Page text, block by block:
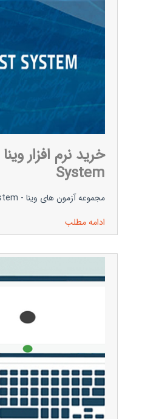
System
مجموعه آزمون های وینا - Vienna Test System
ادامه مطلب